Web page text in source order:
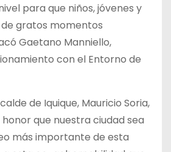
para que niños, jóvenes y
gratos momentos
Gaetano Manniello,
con el Entorno de
de Iquique, Mauricio Soria,
honor que nuestra ciudad sea
más importante de esta